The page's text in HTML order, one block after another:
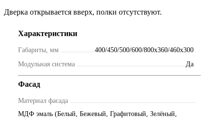
Дверка открывается вверх, полки отсутствуют.
Характеристики
Габариты, мм
400/450/500/600/800х360/460х300
Модульная система
Да
Фасад
Материал фасада
МДФ эмаль (Белый, Бежевый, Графитовый, Зелёный,